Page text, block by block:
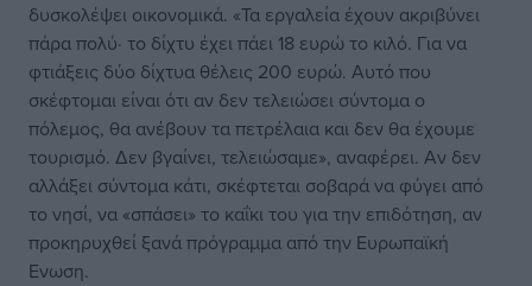
δυσκολέψει οικονομικά. «Τα εργαλεία έχουν ακριβύνει
πάρα πολύ· το δίχτυ έχει πάει 18 ευρώ το κιλό. Για να
φτιάξεις δύο δίχτυα θέλεις 200 ευρώ. Αυτό που
σκέφτομαι είναι ότι αν δεν τελειώσει σύντομα ο
πόλεμος, θα ανέβουν τα πετρέλαια και δεν θα έχουμε
τουρισμό. Δεν βγαίνει, τελειώσαμε», αναφέρει. Αν δεν
αλλάξει σύντομα κάτι, σκέφτεται σοβαρά να φύγει από
το νησί, να «σπάσει» το καΐκι του για την επιδότηση, αν
προκηρυχθεί ξανά πρόγραμμα από την Ευρωπαϊκή
Ενωση.